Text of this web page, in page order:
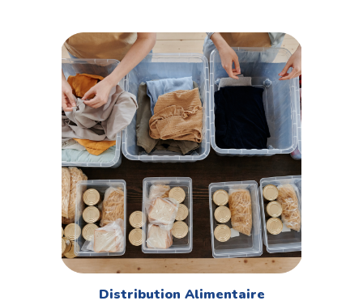
Distribution Alimentaire